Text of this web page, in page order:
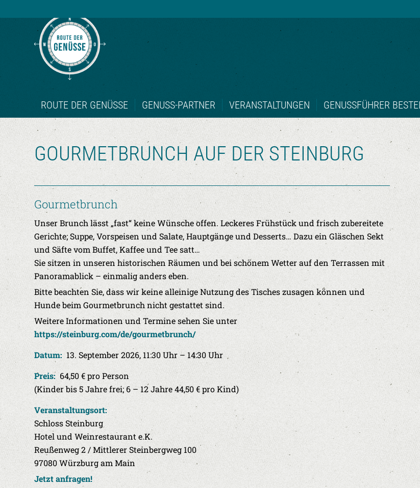
ROUTE DER GENÜSSE GENUSS-PARTNER VERANSTALTUNGEN GENUSSFÜHRER
GOURMETBRUNCH AUF DER STEINBURG
Gourmetbrunch
Unser Brunch lässt „fast“ keine Wünsche offen. Leckeres Frühstück und frisch zubereitete
Gerichte; Suppe, Vorspeisen und Salate, Hauptgänge und Desserts… Dazu ein Gläschen Sekt
und Säfte vom Buffet, Kaffee und Tee satt…
Sie sitzen in unseren historischen Räumen und bei schönem Wetter auf den Terrassen mit
Panoramablick – einmalig anders eben.
Bitte beachten Sie, dass wir keine alleinige Nutzung des Tisches zusagen können und
Hunde beim Gourmetbrunch nicht gestattet sind.
Weitere Informationen und Termine sehen Sie unter
https://steinburg.com/de/gourmetbrunch/
Datum: 13. September 2026, 11:30 Uhr – 14:30 Uhr
Preis: 64,50 € pro Person
(Kinder bis 5 Jahre frei; 6 – 12 Jahre 44,50 € pro Kind)
Veranstaltungsort:
Schloss Steinburg
Hotel und Weinrestaurant e.K.
Reußenweg 2 / Mittlerer Steinbergweg 100
97080 Würzburg am Main
Jetzt anfragen!